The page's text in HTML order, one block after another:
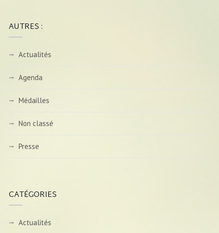
AUTRES :
Actualités
Agenda
Médailles
Non classé
Presse
CATÉGORIES
Actualités